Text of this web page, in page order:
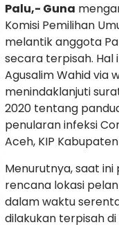
Palu,- Guna
Komisi Pemilihan
melantik anggota
secara terpisah. Hal
Agusalim Wahid via
menindaklanjuti
2020 tentang
penularan infeksi
Aceh, KIP
Menurutnya, saat
rencana lokasi
dalam waktu
dilakukan terpisah